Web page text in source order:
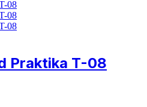
Praktika T-08